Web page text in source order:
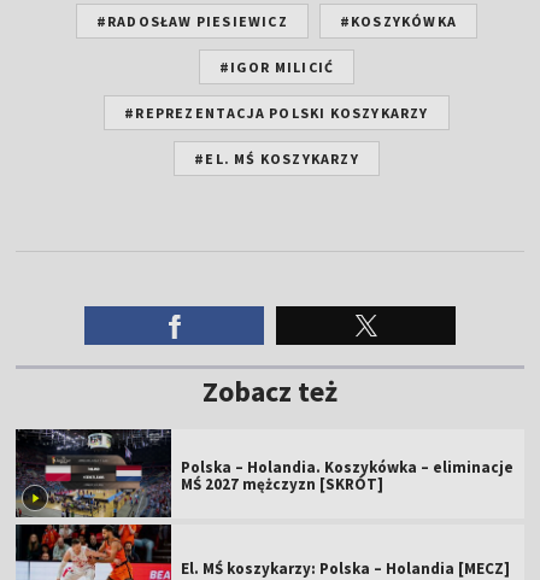
#RADOSŁAW PIESIEWICZ #KOSZYKÓWKA
#IGOR MILICIĆ
#REPREZENTACJA POLSKI KOSZYKARZY
#EL. MŚ KOSZYKARZY
Zobacz też
Polska – Holandia. Koszykówka – eliminacje
MŚ 2027 mężczyzn [SKRÓT]
El. MŚ koszykarzy: Polska – Holandia [MECZ]